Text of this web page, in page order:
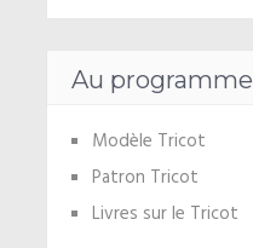
Au programme
Modèle Tricot
Patron Tricot
Livres sur le Tricot